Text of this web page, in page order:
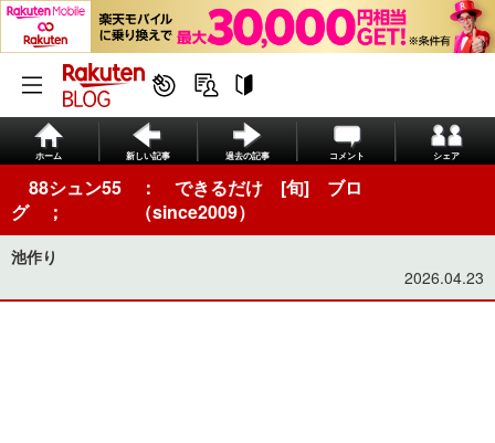
ホーム 新しい記事 過去の記事 コメント シェア
88シュン55 ： できるだけ [旬] ブロ
グ ； （since2009）
池作り
2026.04.23